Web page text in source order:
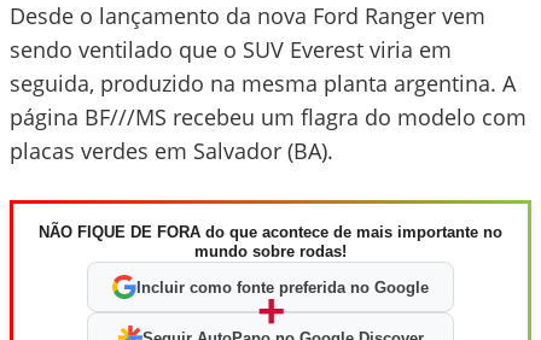
Desde o lançamento da nova Ford Ranger vem
sendo ventilado que o SUV Everest viria em
seguida, produzido na mesma planta argentina. A
página BF///MS recebeu um flagra do modelo com
placas verdes em Salvador (BA).
NÃO FIQUE DE FORA do que acontece de mais importante no
mundo sobre rodas!
Incluir como fonte preferida no Google
+